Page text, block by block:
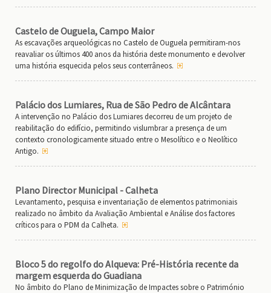
Castelo de Ouguela, Campo Maior
As escavações arqueológicas no Castelo de Ouguela permitiram-nos
reavaliar os últimos 400 anos da história deste monumento e devolver
uma história esquecida pelos seus conterrâneos.
Palácio dos Lumiares, Rua de São Pedro de Alcântara
A intervenção no Palácio dos Lumiares decorreu de um projeto de
reabilitação do edifício, permitindo vislumbrar a presença de um
contexto cronologicamente situado entre o Mesolítico e o Neolítico
Antigo.
Plano Director Municipal - Calheta
Levantamento, pesquisa e inventariação de elementos patrimoniais
realizado no âmbito da Avaliação Ambiental e Análise dos factores
críticos para o PDM da Calheta.
Bloco 5 do regolfo do Alqueva: Pré-História recente da
margem esquerda do Guadiana
No âmbito do Plano de Minimização de Impactes sobre o Património